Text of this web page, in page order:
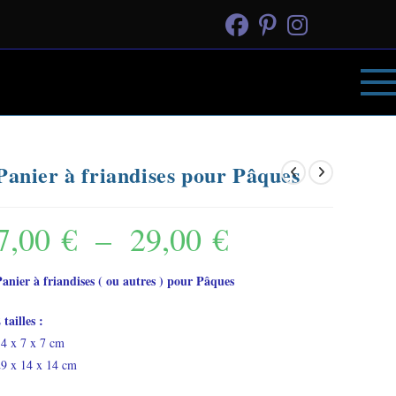
à friandises pour Pâques
€ – 29,00 €Plage
prix :
à friandises ( ou autres ) pour Pâques
tailles :
x 7 x 7 cm
x 14 x 14 cm